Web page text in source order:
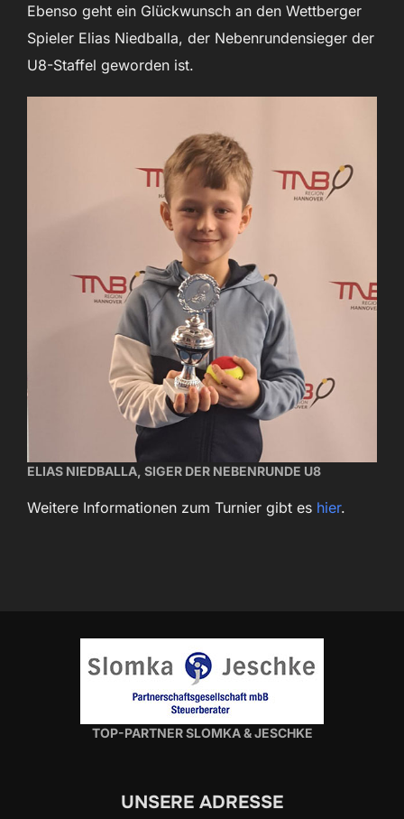
Ebenso geht ein Glückwunsch an den Wettberger
Spieler Elias Niedballa, der Nebenrundensieger der
U8-Staffel geworden ist.
ELIAS NIEDBALLA, SIGER DER NEBENRUNDE U8
Weitere Informationen zum Turnier gibt es hier.
TOP-PARTNER SLOMKA & JESCHKE
UNSERE ADRESSE